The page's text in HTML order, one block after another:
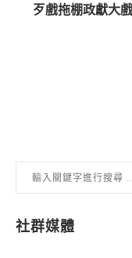
歹戲拖棚政獻大
社群媒體